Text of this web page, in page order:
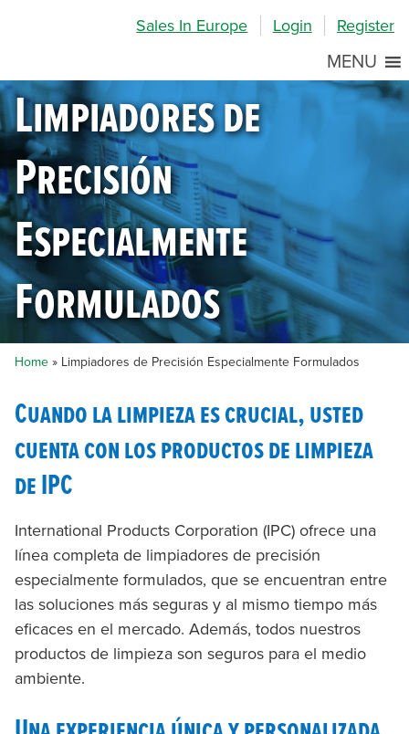
Sales In Europe Login Register
MENU
Limpiadores de
Precisión
Especialmente
Formulados
Home » Limpiadores de Precisión Especialmente Formulados
Cuando la limpieza es crucial, usted
cuenta con los productos de limpieza
de IPC
International Products Corporation (IPC) ofrece una
línea completa de limpiadores de precisión
especialmente formulados, que se encuentran entre
las soluciones más seguras y al mismo tiempo más
eficaces en el mercado. Además, todos nuestros
productos de limpieza son seguros para el medio
ambiente.